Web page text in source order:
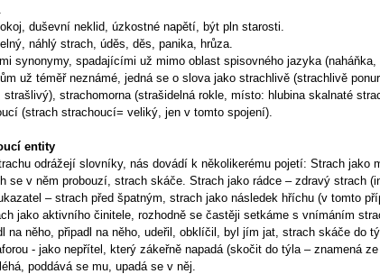
duševní neklid, úzkostné napětí, být pln starosti.
náhlý strach, úděs, děs, panika, hrůza.
synonymy, spadajícími už mimo oblast spisovného jazyka
už téměř neznámé, jedná se o slova jako strachlivě (strachlivě
strachomorna (strašidelná rokle, místo: hlubina skalnaté
(strach strachoucí= veliký, jen v tomto spojení).
entity
odrážejí slovníky, nás dovádí k několikerému pojetí: Strach
se v něm probouzí, strach skáče. Strach jako rádce – zdravý strach
– strach před špatným, strach jako následek hříchu (v tomto
jako aktivního činitele, rozhodně se častěji setkáme s vnímáním
na něho, připadl na něho, udeřil, obklíčil, byl jím jat, strach skáče do
- jako nepřítel, který zákeřně napadá (skočit do týla – znamená
poddává se mu, upadá se v něj.